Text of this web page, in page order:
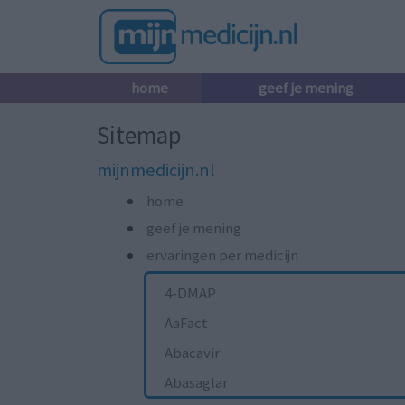
home geef je mening
Sitemap
mijnmedicijn.nl
home
geef je mening
ervaringen per medicijn
4-DMAP
AaFact
Abacavir
Abasaglar